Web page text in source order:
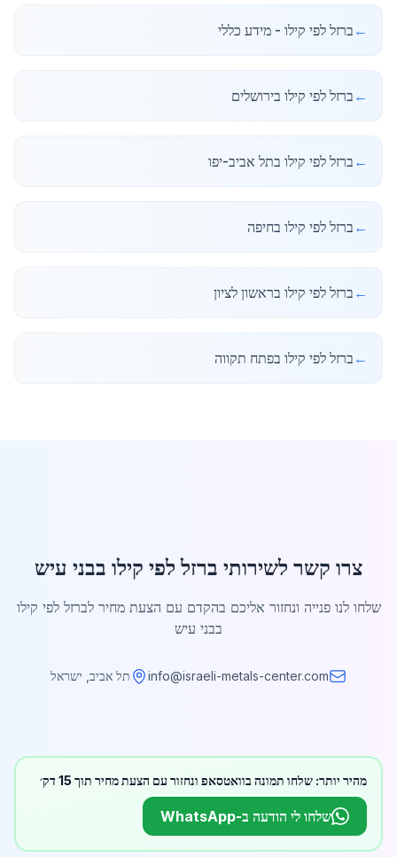
← ברזל לפי קילו - מידע כללי
← ברזל לפי קילו בירושלים
← ברזל לפי קילו בתל אביב-יפו
← ברזל לפי קילו בחיפה
← ברזל לפי קילו בראשון לציון
← ברזל לפי קילו בפתח תקווה
צרו קשר לשירותי ברזל לפי קילו בבני עיש
שלחו לנו פנייה ונחזור אליכם בהקדם עם הצעת מחיר לברזל לפי קילו
בבני עיש
info@israeli-metals-center.com תל אביב, ישראל
מהיר יותר: שלחו תמונה בוואטסאפ ונחזור עם הצעת מחיר תוך 15 דק׳
שלחו לי הודעה ב-WhatsApp